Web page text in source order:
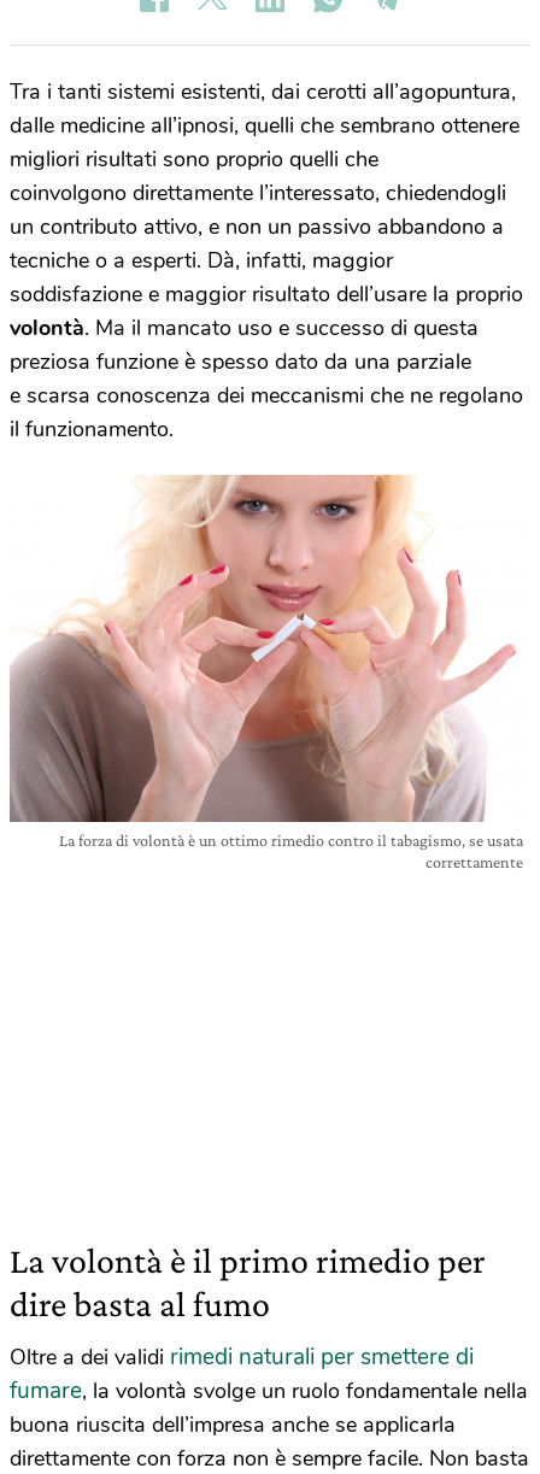
Tra i tanti sistemi esistenti, dai cerotti all’agopuntura,
dalle medicine all’ipnosi, quelli che sembrano ottenere
migliori risultati sono proprio quelli che
coinvolgono direttamente l’interessato, chiedendogli
un contributo attivo, e non un passivo abbandono a
tecniche o a esperti. Dà, infatti, maggior
soddisfazione e maggior risultato dell’usare la proprio
volontà. Ma il mancato uso e successo di questa
preziosa funzione è spesso dato da una parziale
e scarsa conoscenza dei meccanismi che ne regolano
il funzionamento.
La forza di volontà è un ottimo rimedio contro il tabagismo, se usata
correttamente
La volontà è il primo rimedio per
dire basta al fumo
Oltre a dei validi rimedi naturali per smettere di
fumare, la volontà svolge un ruolo fondamentale nella
buona riuscita dell’impresa anche se applicarla
direttamente con forza non è sempre facile. Non basta